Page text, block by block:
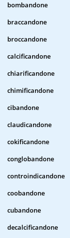
bombandone
braccandone
broccandone
calcificandone
chiarificandone
chimificandone
cibandone
claudicandone
cokificandone
conglobandone
controindicandone
coobandone
cubandone
decalcificandone